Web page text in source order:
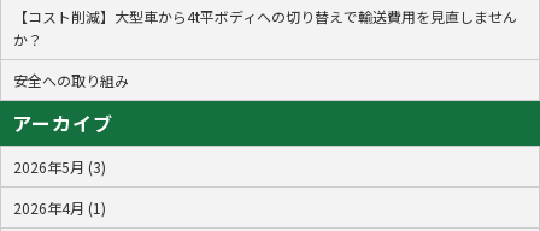
【コスト削減】大型車から4t平ボディへの切り替えで輸送費用を見直しません
か？
安全への取り組み
アーカイブ
2026年5月 (3)
2026年4月 (1)